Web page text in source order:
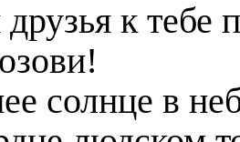
к тебе
солнце в